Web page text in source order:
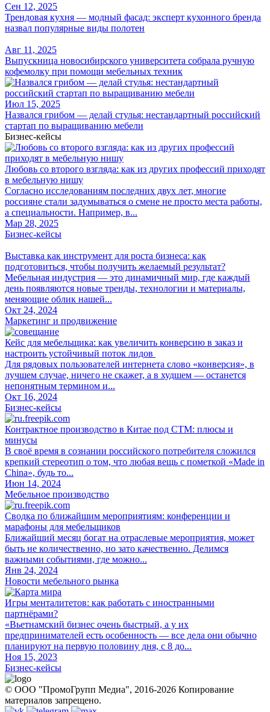
Сен 12, 2025
Трендовая кухня — модный фасад: эксперт кухонного бренда
назвал популярные виды полотен
Авг 11, 2025
Выпускница новосибирского университета собрала ручную
кофемолку при помощи мебельных техник
Июл 15, 2025
Назвался грибом — делай стулья: нестандартный российский
стартап по выращиванию мебели
Бизнес-кейсы
Любовь со второго взгляда: как из других профессий приходят
в мебельную нишу
Согласно исследованиям последних двух лет, многие
россияне стали задумываться о смене не просто места работы,
а специальности. Например, в...
Мар 28, 2025
Бизнес-кейсы
Выставка как инструмент для роста бизнеса: как
подготовиться, чтобы получить желаемый результат?
Мебельная индустрия — это динамичный мир, где каждый
день появляются новые тренды, технологии и материалы,
меняющие облик нашей...
Окт 24, 2024
Маркетинг и продвижение
Кейс для мебельщика: как увеличить конверсию в заказ и
настроить устойчивый поток лидов
Для рядовых пользователей интернета слово «конверсия», в
лучшем случае, ничего не скажет, а в худшем — останется
непонятным термином и...
Окт 16, 2024
Бизнес-кейсы
Контрактное производство в Китае под СТМ: плюсы и
минусы
В своё время в сознании российского потребителя сложился
крепкий стереотип о том, что любая вещь с пометкой «Made in
China», будь то...
Июн 14, 2024
Мебельное производство
Сводка по ближайшим мероприятиям: конференции и
марафоны для мебельщиков
Ближайший месяц богат на отраслевые мероприятия, может
быть не количественно, но зато качественно. Делимся
важными событиями, где можно...
Янв 24, 2024
Новости мебельного рынка
Игры менталитетов: как работать с иностранными
партнёрами?
«Вьетнамский бизнес очень быстрый, а у их
предпринимателей есть особенность — все дела они обычно
планируют на первую половину дня, с 8 до...
Ноя 15, 2023
Бизнес-кейсы
© ООО "ПромоГрупп Медиа", 2016-2026 Копирование
материалов запрещено.